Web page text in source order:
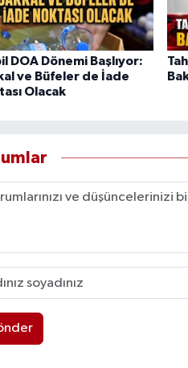
DOA Dönemi Başlıyor:
ve Büfeler de İade
Olacak